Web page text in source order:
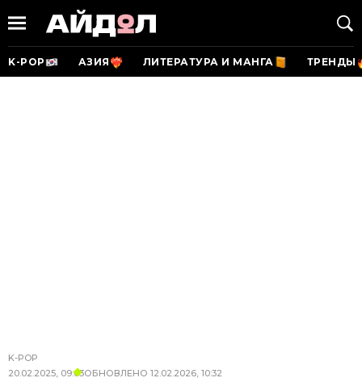
K-POP АЗИЯ ЛИТЕРАТУРА И МАНГА ТРЕНДЫ
K-POP
20.02.2025, 09:03ОБНОВЛЕНО 12.02.2026, 10:32